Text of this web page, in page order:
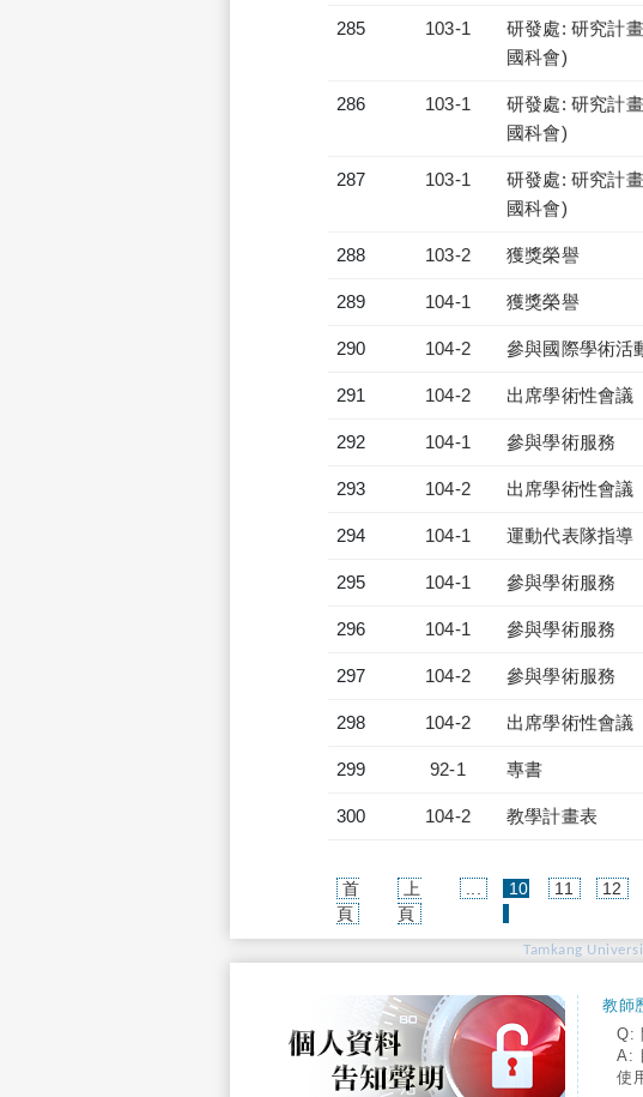
285 103-1
研發處: 研究計
國科會)
286 103-1
研發處: 研究計
國科會)
287 103-1
研發處: 研究計
國科會)
288 103-2 獲獎榮譽
289 104-1 獲獎榮譽
290 104-2 參與國際學術活
291 104-2 出席學術性會議
292 104-1 參與學術服務
293 104-2 出席學術性會議
294 104-1 運動代表隊指導
295 104-1 參與學術服務
296 104-1 參與學術服務
297 104-2 參與學術服務
298 104-2 出席學術性會議
299 92-1 專書
300 104-2 教學計畫表
首
頁
上
頁
10
11 12
Tamkang
教師
Q:
A:
使